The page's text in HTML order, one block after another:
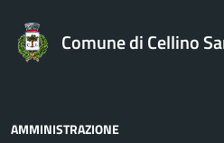
Comune di Cellino
AMMINISTRAZIONE